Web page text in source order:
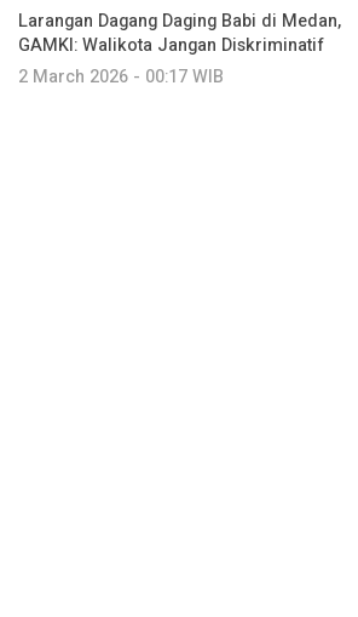
Larangan Dagang Daging Babi di Medan,
GAMKI: Walikota Jangan Diskriminatif
2 March 2026 - 00:17 WIB